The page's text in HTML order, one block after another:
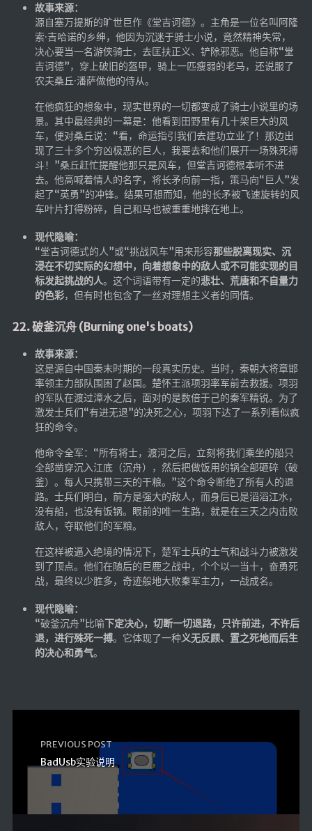
故事来源：
源自塞万提斯的旷世巨作《堂吉诃德》。主角是一位名叫阿隆
索·吉哈诺的乡绅，他因为沉迷于骑士小说，竟然精神失常，
决心要当一名游侠骑士，去匡扶正义、铲除邪恶。他自称“堂
吉诃德”，穿上破旧的盔甲，骑上一匹瘦弱的老马，还说服了
农夫桑丘·潘萨做他的侍从。
在他疯狂的想象中，现实世界的一切都变成了骑士小说里的场
景。其中最经典的一幕是：他看到田野里有几十架巨大的风
车，便对桑丘说：“看，命运指引我们去建功立业了！那边出
现了三十多个穷凶极恶的巨人，我要去和他们展开一场殊死搏
斗！”桑丘赶忙提醒他那只是风车，但堂吉诃德根本听不进
去。他高喊着情人的名字，将长矛向前一指，策马向“巨人”发
起了“英勇”的冲锋。结果可想而知，他的长矛被飞速旋转的风
车叶片打得粉碎，自己和马也被重重地摔在地上。
现代隐喻：
“堂吉诃德式的人”或“挑战风车”用来形容那些脱离现实、沉
浸在不切实际的幻想中，向着想象中的敌人或不可能实现的目
标发起挑战的人。这个词语带有一定的悲壮、荒唐和不自量力
的色彩，但有时也包含了一丝对理想主义者的同情。
22. 破釜沉舟 (Burning one's boats)
故事来源：
这是源自中国秦末时期的一段真实历史。当时，秦朝大将章邯
率领主力部队围困了赵国。楚怀王派项羽率军前去救援。项羽
的军队在渡过漳水之后，面对的是数倍于己的秦军精锐。为了
激发士兵们“有进无退”的决死之心，项羽下达了一系列看似疯
狂的命令。
他命令全军：“所有将士，渡河之后，立刻将我们乘坐的船只
全部凿穿沉入江底（沉舟），然后把做饭用的锅全部砸碎（破
釜）。每人只携带三天的干粮。”这个命令断绝了所有人的退
路。士兵们明白，前方是强大的敌人，而身后已是滔滔江水，
没有船，也没有饭锅。眼前的唯一生路，就是在三天之内击败
敌人，夺取他们的军粮。
在这样被逼入绝境的情况下，楚军士兵的士气和战斗力被激发
到了顶点。他们在随后的巨鹿之战中，个个以一当十，奋勇死
战，最终以少胜多，奇迹般地大败秦军主力，一战成名。
现代隐喻：
“破釜沉舟”比喻下定决心，切断一切退路，只许前进，不许后
退，进行殊死一搏。它体现了一种义无反顾、置之死地而后生
的决心和勇气。
PREVIOUS POST
BadUsb实验说明